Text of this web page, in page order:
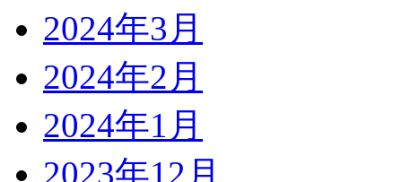
2024年3月
2024年2月
2024年1月
2023年12月